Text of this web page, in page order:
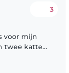
3
voor mijn
twee katten,